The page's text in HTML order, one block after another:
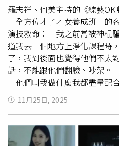
「我以前是毫無保留的付出型
不要一次梭哈。」目前未婚的
覆：「需要無條件支持我做我
期走下去，30歲以前想要變成
較可以舒服相處、快樂就好。
件：「你需要被一個善解人意
方搭腔：「歡迎！」
羅志祥、何美主持的《綜藝
「全方位才子才女養成班」
演技救命：「我之前常被神棍
道我去一個地方上淨化課程時
了，我到後面也覺得他們不太
話，不能跟他們翻臉、吵架。
「他們叫我做什麼我都盡量配
『我有接到天線、感受到神力
善』，然後轉身就跑，後面他
再回去上課，但我再也不回去
也慶幸自己跑得快：「這兩
人很相信他們，也是樁腳之一
11月25日, 2025